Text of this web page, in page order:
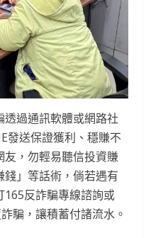
過通訊軟體或網路社
發送保證獲利、穩賺不
友，勿輕易聽信投資賺
」等話術，倘若遇有
反詐騙專線諮詢或
騙，讓積蓄付諸流水。